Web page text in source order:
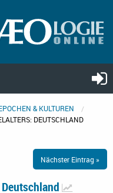
& KULTUREN
DEUTSCHLAND
Nächster Eintrag »